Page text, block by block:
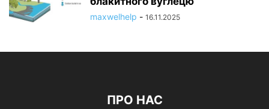
maxwelhelp - 16.11.2025
ПРО НАС